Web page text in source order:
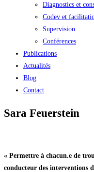
Diagnostics et
Codev et
Supervision
Conférences
Publications
Actualités
Blog
Contact
Sara Feuerstein
« Permettre à chacun.e de
conducteur des interventions